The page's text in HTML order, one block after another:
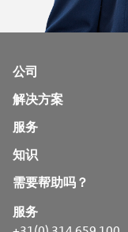
公司
解决方案
服务
知识
需要帮助吗？
服务